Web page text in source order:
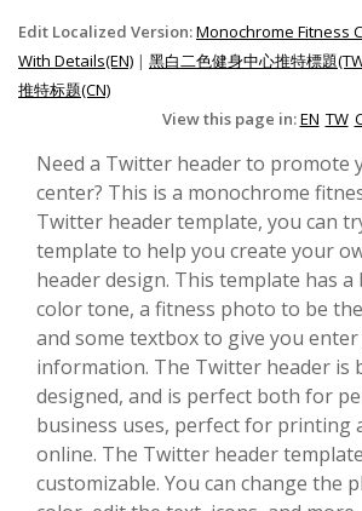
Edit Localized Version:Monochrome Fitness
With Details(EN) | 黑白二色健身中心推特標題
推特标题(CN)
View this page in:EN TW
Need a Twitter header to promote
center? This is a monochrome
Twitter header template, you can
template to help you create your
header design. This template has a
color tone, a fitness photo to be
and some textbox to give you
information. The Twitter header is
designed, and is perfect both for
business uses, perfect for printing
online. The Twitter header
customizable. You can change the